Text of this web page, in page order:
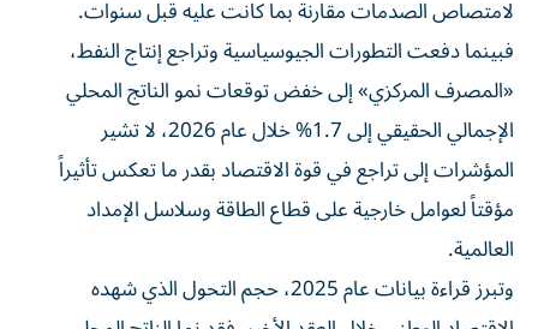
لامتصاص الصدمات مقارنة بما كانت عليه قبل سنوات.
فبينما دفعت التطورات الجيوسياسية وتراجع إنتاج النفط،
«المصرف المركزي» إلى خفض توقعات نمو الناتج المحلي
الإجمالي الحقيقي إلى 1.7% خلال عام 2026، لا تشير
المؤشرات إلى تراجع في قوة الاقتصاد بقدر ما تعكس تأثيراً
مؤقتاً لعوامل خارجية على قطاع الطاقة وسلاسل الإمداد
العالمية.
وتبرز قراءة بيانات عام 2025، حجم التحول الذي شهده